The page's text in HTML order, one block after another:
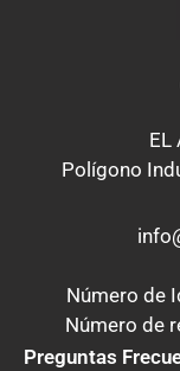
EL
Polígono
Número de
Número de
Preguntas